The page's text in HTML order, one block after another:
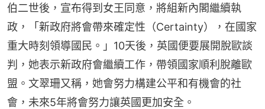
伯二世後，宣布得到女王同意，將組新內閣繼續執
政，「新政府將會帶來確定性（Certainty），在國家
重大時刻領導國民。」10天後，英國便要展開脫歐談
判，她表示新政府會繼續工作，帶領國家順利脫離歐
盟。文翠珊又稱，她會努力構建公平和有機會的社
會，未來5年將會努力讓英國更加安全。